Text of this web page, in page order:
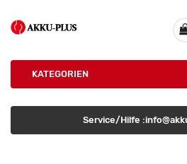
KATEGORIEN
Service/Hilfe